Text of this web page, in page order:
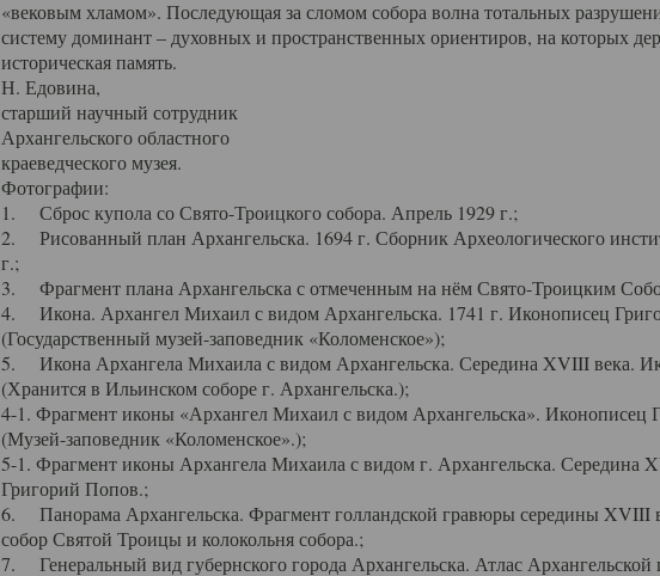
«вековым хламом». Последующая за сломом собора волна тотальных
систему доминант – духовных и пространственных ориентиров, на которых
историческая память.
Н. Едовина,
старший научный сотрудник
Архангельского областного
краеведческого музея.
Фотографии:
1. Сброс купола со Свято-Троицкого собора. Апрель 1929 г.;
2. Рисованный план Архангельска. 1694 г. Сборник Археологического
г.;
3. Фрагмент плана Архангельска с отмеченным на нём Свято-Троицким
4. Икона. Архангел Михаил с видом Архангельска. 1741 г. Иконописец
(Государственный музей-заповедник «Коломенское»);
5. Икона Архангела Михаила с видом Архангельска. Середина XVIII века.
(Хранится в Ильинском соборе г. Архангельска.);
4-1. Фрагмент иконы «Архангел Михаил с видом Архангельска». Иконописец
(Музей-заповедник «Коломенское».);
5-1. Фрагмент иконы Архангела Михаила с видом г. Архангельска. Середина
Григорий Попов.;
6. Панорама Архангельска. Фрагмент голландской гравюры середины XVIII
собор Святой Троицы и колокольня собора.;
7. Генеральный вид губернского города Архангельска. Атлас Архангельской